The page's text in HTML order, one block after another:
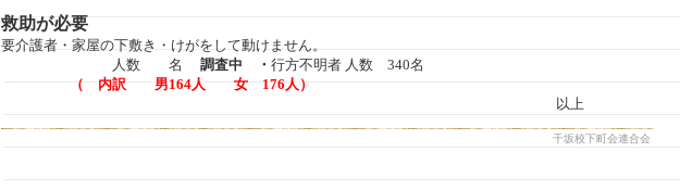
救助が必要
要介護者・家屋の下敷き・けがをして動けません。
人数 名調査中 ・行方不明者 人数 340名
（ 内訳 男164人 女 176人）
以上
千坂校下町会連合会